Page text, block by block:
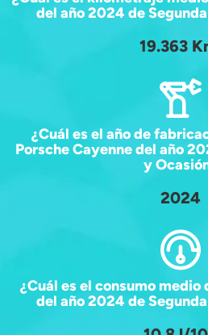
del año 2024 de
19.363
¿Cuál es el año de
Porsche Cayenne del año
y
2024
¿Cuál es el consumo medio
del año 2024 de